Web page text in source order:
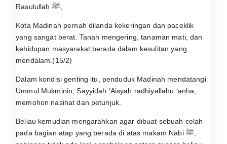
Kota Madinah pernah dilanda kekeringan dan paceklik
yang sangat berat. Tanah mengering, tanaman mati, dan
kehidupan masyarakat berada dalam kesulitan yang
mendalam.(15/2)
Dalam kondisi genting itu, penduduk Madinah mendatangi
Ummul Mukminin, Sayyidah ‘Aisyah radhiyallahu ‘anha,
memohon nasihat dan petunjuk.
Beliau kemudian mengarahkan agar dibuat sebuah celah
pada bagian atap yang berada di atas makam Nabi ﷺ,